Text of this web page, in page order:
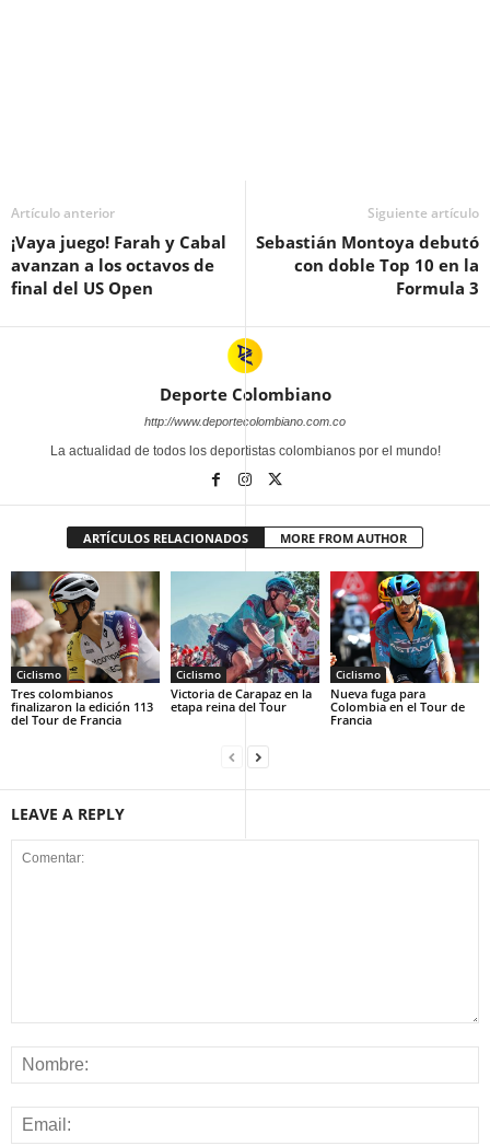
Artículo anterior
¡Vaya juego! Farah y Cabal
avanzan a los octavos de
final del US Open
Siguiente artículo
Sebastián Montoya debutó
con doble Top 10 en la
Formula 3
Deporte Colombiano
http://www.deportecolombiano.com.co
La actualidad de todos los deportistas colombianos por el mundo!
ARTÍCULOS RELACIONADOS MORE FROM AUTHOR
Ciclismo
Tres colombianos
finalizaron la edición 113
del Tour de Francia
Ciclismo
Victoria de Carapaz en la
etapa reina del Tour
Ciclismo
Nueva fuga para
Colombia en el Tour de
Francia
LEAVE A REPLY